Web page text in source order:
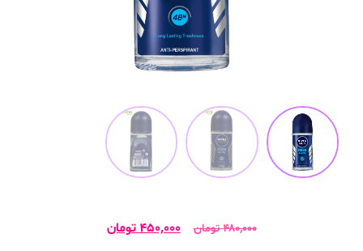
۴۸۰,۰۰۰ تومان ۴۵۰,۰۰۰تومان